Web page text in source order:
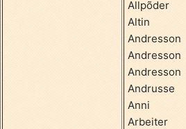
Allpõder
Altin
Andresson
Andresson
Andresson
Andrusse
Anni
Arbeiter